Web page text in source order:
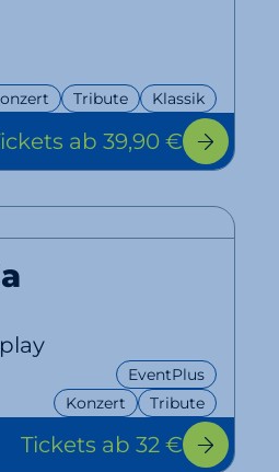
Tribute Klassik
ab 39,90 €
Konzert Tribute
EventPlus
Tickets ab 32 €